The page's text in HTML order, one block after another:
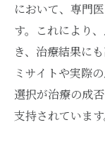
において、専門
す。これにより
き、治療結果に
ミサイトや実際
選択が治療の成
支持されています